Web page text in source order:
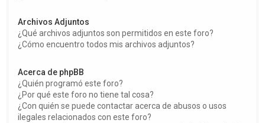
Archivos Adjuntos
¿Qué archivos adjuntos son permitidos en este foro?
¿Cómo encuentro todos mis archivos adjuntos?
Acerca de phpBB
¿Quién programó este foro?
¿Por qué este foro no tiene tal cosa?
¿Con quién se puede contactar acerca de abusos o usos
ilegales relacionados con este foro?